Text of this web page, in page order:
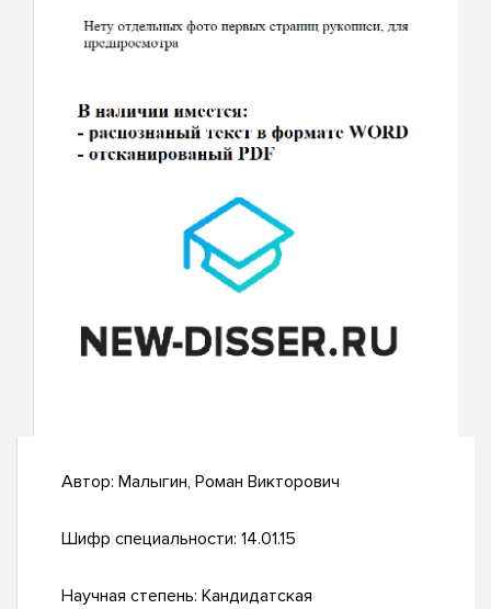
Автор: Малыгин, Роман Викторович
Шифр специальности: 14.01.15
Научная степень: Кандидатская